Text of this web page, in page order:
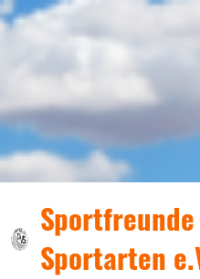
Sportarten